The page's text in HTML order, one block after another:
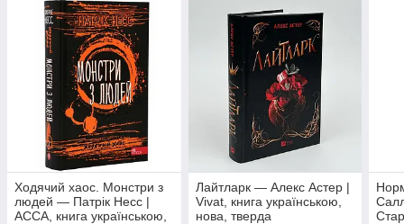
Ходячий хаос. Монстри з
людей — Патрік Несс |
АССА, книга українською,
Лайтларк — Алекс Астер |
Vivat, книга українською,
нова, тверда